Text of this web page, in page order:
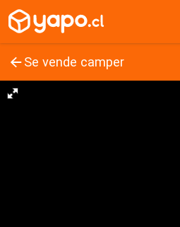
Se vende camper